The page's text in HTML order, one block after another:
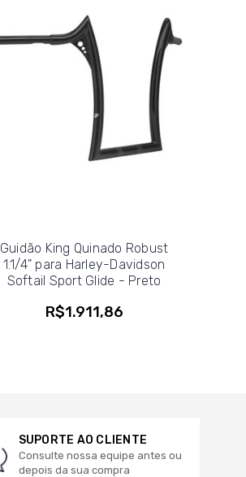
Guidão King Quinado Robust
1.1/4" para Harley-Davidson
Softail Sport Glide - Preto
R$1.911,86
SUPORTE AO CLIENTE
Consulte nossa equipe antes ou
depois da sua compra